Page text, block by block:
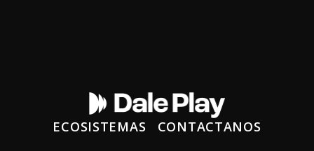
ECOSISTEMAS CONTACTANOS